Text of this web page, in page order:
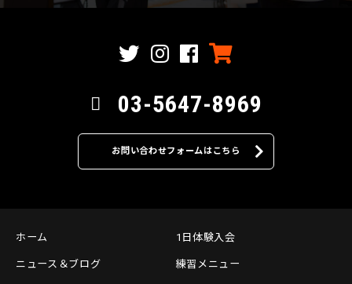
03-5647-8969
お問い合わせフォームはこちら
ホーム 1日体験入会
ニュース＆ブログ 練習メニュー